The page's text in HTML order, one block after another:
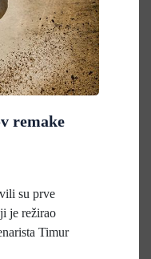
remake
su prve
je režirao
Timur